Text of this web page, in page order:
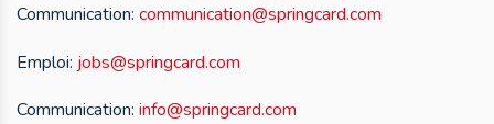
Communication: communication@springcard.com
Emploi: jobs@springcard.com
Communication: info@springcard.com